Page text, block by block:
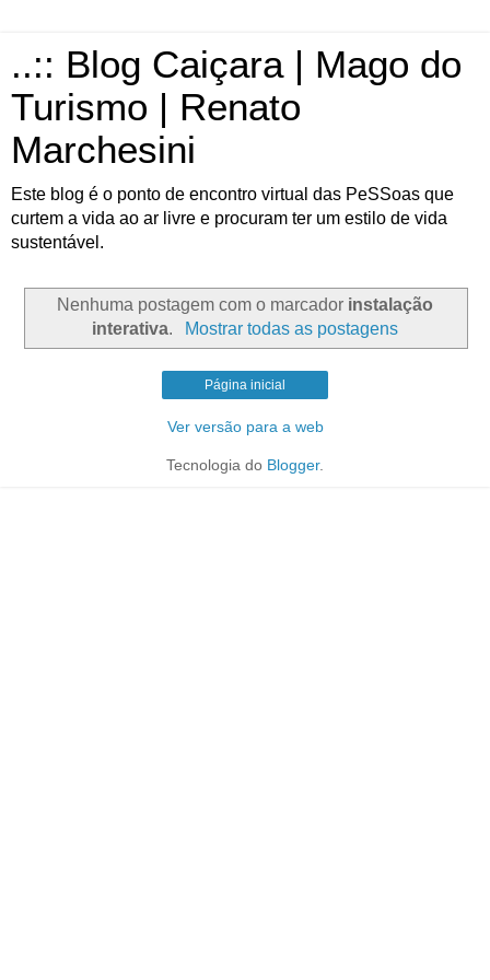
..:: Blog Caiçara | Mago do
Turismo | Renato
Marchesini
Este blog é o ponto de encontro virtual das PeSSoas que
curtem a vida ao ar livre e procuram ter um estilo de vida
sustentável.
Nenhuma postagem com o marcador instalação
interativa. Mostrar todas as postagens
Página inicial
Ver versão para a web
Tecnologia do Blogger.